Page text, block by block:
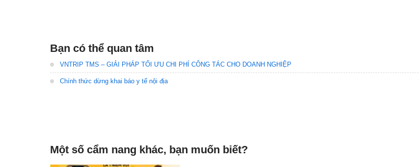
Bạn có thể quan tâm
VNTRIP TMS – GIẢI PHÁP TỐI ƯU CHI PHÍ CÔNG TÁC CHO DOANH NGHIỆP
Chính thức dừng khai báo y tế nội địa
Một số cẩm nang khác, bạn muốn biết?